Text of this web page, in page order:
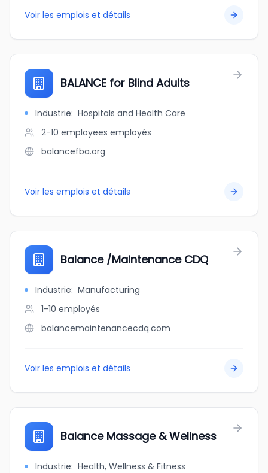
Voir les emplois et détails
BALANCE for Blind Adults
Industrie: Hospitals and Health Care
2-10 employees employés
balancefba.org
Voir les emplois et détails
Balance /Maintenance CDQ
Industrie: Manufacturing
1-10 employés
balancemaintenancecdq.com
Voir les emplois et détails
Balance Massage & Wellness
Industrie: Health, Wellness & Fitness